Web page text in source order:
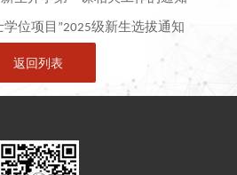
学位项目”2025级新生选拔通知
返回列表